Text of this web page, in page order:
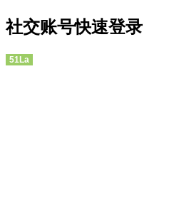
社交账号快速登录
51La